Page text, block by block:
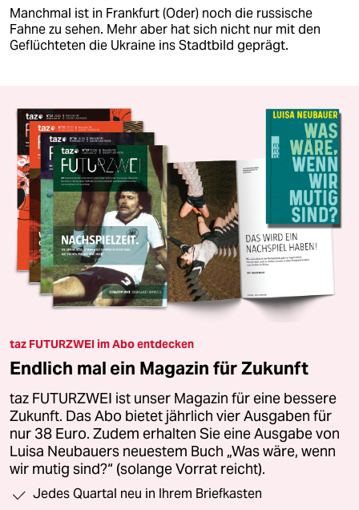
Manchmal ist in Frankfurt (Oder) noch die russische
Fahne zu sehen. Mehr aber hat sich nicht nur mit den
Geflüchteten die Ukraine ins Stadtbild geprägt.
taz FUTURZWEI im Abo entdecken
Endlich mal ein Magazin für Zukunft
taz FUTURZWEI ist unser Magazin für eine bessere
Zukunft. Das Abo bietet jährlich vier Ausgaben für
nur 38 Euro. Zudem erhalten Sie eine Ausgabe von
Luisa Neubauers neuestem Buch „Was wäre, wenn
wir mutig sind?“ (solange Vorrat reicht).
Jedes Quartal neu in Ihrem Briefkasten